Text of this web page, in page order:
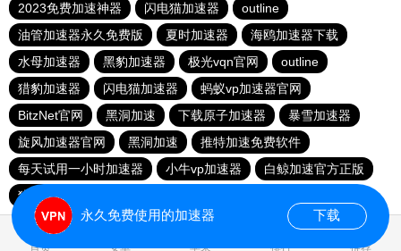
2023免费加速神器
闪电猫加速器
outline
油管加速器永久免费版
夏时加速器
海鸥加速器下载
水母加速器
黑豹加速器 极光vqn官网
outline
猎豹加速器
闪电猫加速器
蚂蚁vp加速器官网
BitzNet官网
黑洞加速 下载原子加速器
暴雪加速器
旋风加速器官网
黑洞加速
推特加速免费软件
每天试用一小时加速器
小牛vp加速器
白鲸加速官方正版
猎豹加速器
首页 安卓 苹果 排行 推荐
永久免费使用的加速器 下载
0.048218s